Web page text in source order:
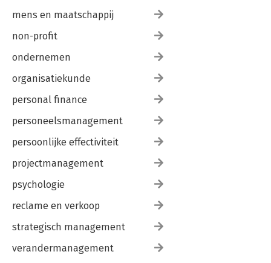
mens en maatschappij
non-profit
ondernemen
organisatiekunde
personal finance
personeelsmanagement
persoonlijke effectiviteit
projectmanagement
psychologie
reclame en verkoop
strategisch management
verandermanagement